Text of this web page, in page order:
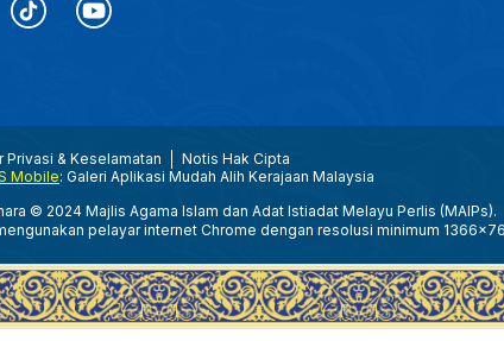
Privasi & Keselamatan
Notis Hak Cipta
Mobile: Galeri Aplikasi Mudah Alih Kerajaan Malaysia
© 2024 Majlis Agama Islam dan Adat Istiadat Melayu Perlis (MAIPs).
pelayar internet Chrome dengan resolusi minimum